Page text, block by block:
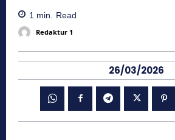
1 min. Read
Redaktur 1
26/03/2026